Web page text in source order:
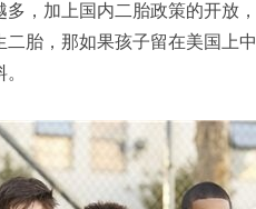
，加上国内二胎政策的开放
胎，那如果孩子留在美国上